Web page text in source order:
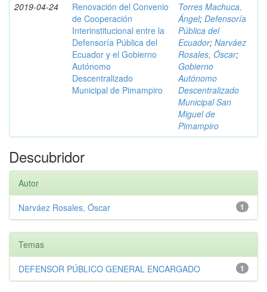
2019-04-24
Renovación del Convenio
de Cooperación
Interinstitucional entre la
Defensoría Pública del
Ecuador y el Gobierno
Autónomo
Descentralizado
Municipal de Pimampiro
Torres Machuca,
Ángel; Defensoría
Pública del
Ecuador; Narváez
Rosales, Óscar;
Gobierno
Autónomo
Descentralizado
Municipal San
Miguel de
Pimampiro
Descubridor
Autor
1
Narváez Rosales, Óscar
Temas
1
DEFENSOR PÚBLICO GENERAL ENCARGADO